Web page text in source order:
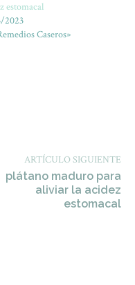
estomacal
2023
Caseros»
ARTÍCULO SIGUIENTE
plátano maduro para
aliviar la acidez
estomacal